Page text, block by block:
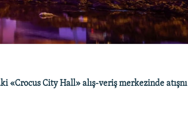
«Crocus City Hall» alış-veriş merkezinde atışnı